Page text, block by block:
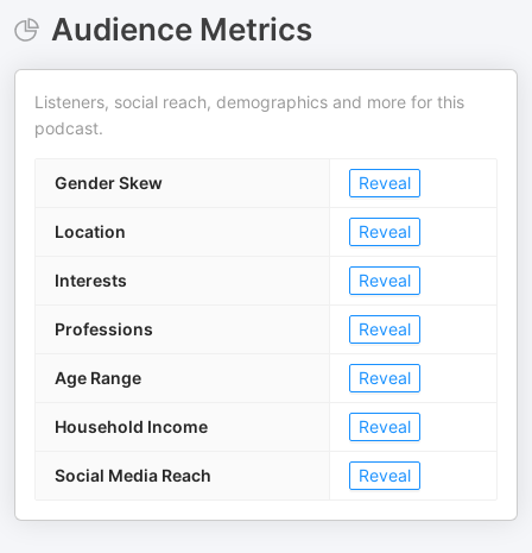
Audience Metrics
Listeners, social reach, demographics and more for this
podcast.
Gender Skew Reveal
Location Reveal
Interests Reveal
Professions Reveal
Age Range Reveal
Household Income Reveal
Social Media Reach Reveal